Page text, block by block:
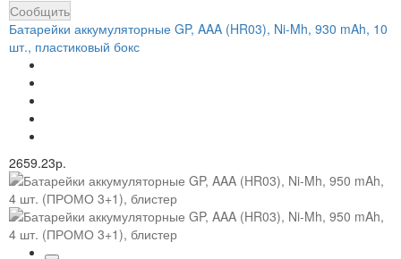
Сообщить
Батарейки аккумуляторные GP, AAA (HR03), Ni-Mh, 930 mAh, 10
шт., пластиковый бокс
2659.23р.